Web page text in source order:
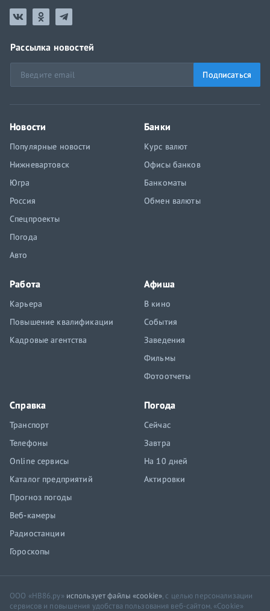
Рассылка новостей
Подписаться
Новости
Популярные новости
Нижневартовск
Югра
Россия
Спецпроекты
Погода
Авто
Банки
Курс валют
Офисы банков
Банкоматы
Обмен валюты
Работа
Карьера
Повышение квалификации
Кадровые агентства
Афиша
В кино
События
Заведения
Фильмы
Фотоотчеты
Справка
Транспорт
Телефоны
Online сервисы
Каталог предприятий
Прогноз погоды
Веб-камеры
Радиостанции
Гороскопы
Погода
Сейчас
Завтра
На 10 дней
Актировки
ООО «НВ86.ру» использует файлы «cookie», с целью персонализации
сервисов и повышения удобства пользования веб-сайтом. «Cookie»